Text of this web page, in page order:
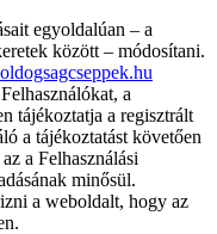
egyoldalúan – a
között – módosítani.
a
tájékoztatja a regisztrált
a tájékoztatást követően
a Felhasználási
minősül.
a weboldalt, hogy az